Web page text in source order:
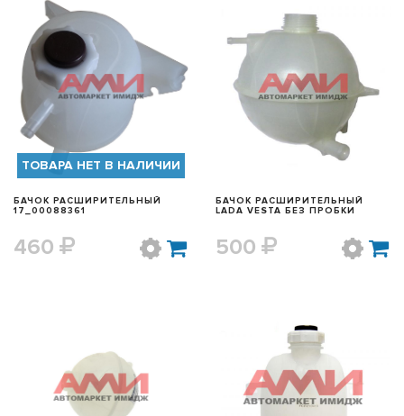
БЫСТРЫЙ ПРОСМОТР
ТОВАРА НЕТ В НАЛИЧИИ
БАЧОК РАСШИРИТЕЛЬНЫЙ
17_00088361
460
БЫСТРЫЙ ПРОСМОТР
БАЧОК РАСШИРИТЕЛЬНЫЙ
LADA VESTA БЕЗ ПРОБКИ
500
БЫСТРЫЙ ПРОСМОТР БЫСТРЫЙ ПРОСМОТР